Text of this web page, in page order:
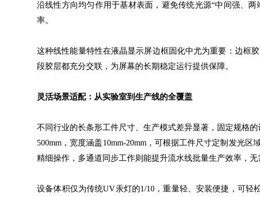
沿线性方向均匀作用于基材表面，避免传统光源“中间强、
率。
这种线性能量特性在液晶显示屏边框固化中尤为重要：边框
段胶层都充分交联，为屏幕的长期稳定运行提供保障。
灵活场景适配：从实验室到生产线的全覆盖
不同行业的长条形工件尺寸、生产模式差异显著，固定规格
500mm，宽度涵盖10mm-20mm，可根据工件尺寸定制发光
精细操作，多通道同步工作则能提升流水线批量生产效率，无
设备体积仅为传统UV汞灯的1/10，重量轻、安装便捷，可